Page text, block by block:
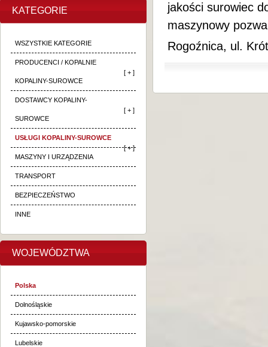
KATEGORIE
WSZYSTKIE KATEGORIE
PRODUCENCI / KOPALNIE
KOPALINY-SUROWCE
[ + ]
DOSTAWCY KOPALINY-
SUROWCE
[ + ]
USŁUGI KOPALINY-SUROWCE
[ + ]
MASZYNY I URZĄDZENIA
TRANSPORT
BEZPIECZEŃSTWO
INNE
WOJEWÓDZTWA
Polska
Dolnośląskie
Kujawsko-pomorskie
Lubelskie
jakości surowiec
maszynowy
Rogoźnica, ul.